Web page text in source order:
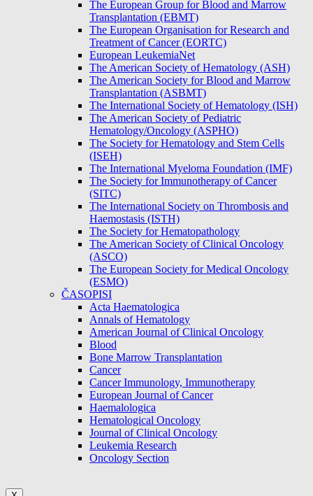
The European Group for Blood and Marrow
Transplantation (EBMT)
The European Organisation for Research and
Treatment of Cancer (EORTC)
European LeukemiaNet
The American Society of Hematology (ASH)
The American Society for Blood and Marrow
Transplantation (ASBMT)
The International Society of Hematology (ISH)
The American Society of Pediatric
Hematology/Oncology (ASPHO)
The Society for Hematology and Stem Cells
(ISEH)
The International Myeloma Foundation (IMF)
The Society for Immunotherapy of Cancer
(SITC)
The International Society on Thrombosis and
Haemostasis (ISTH)
The Society for Hematopathology
The American Society of Clinical Oncology
(ASCO)
The European Society for Medical Oncology
(ESMO)
ČASOPISI
Acta Haematologica
Annals of Hematology
American Journal of Clinical Oncology
Blood
Bone Marrow Transplantation
Cancer
Cancer Immunology, Immunotherapy
European Journal of Cancer
Haemalologica
Hematological Oncology
Journal of Clinical Oncology
Leukemia Research
Oncology Section